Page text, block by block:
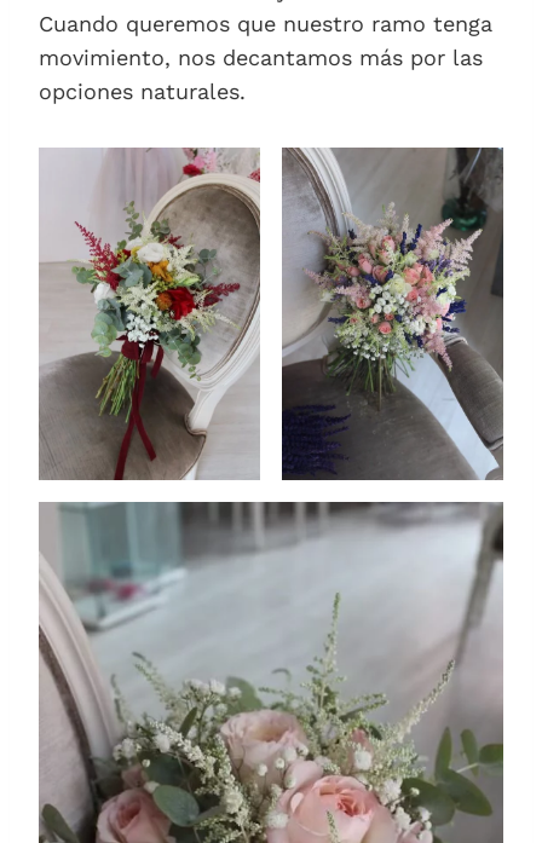
Cuando queremos que nuestro ramo tenga
movimiento, nos decantamos más por las
opciones naturales.